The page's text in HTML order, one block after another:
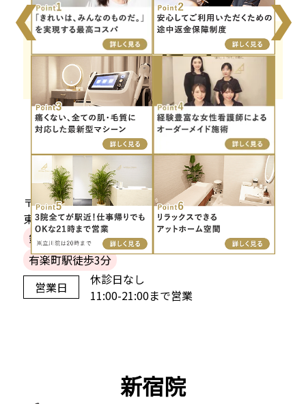
❮ ❯
アクセス
銀座本院
〒104-0061
東京都中央区銀座1-6-11 土志田ビル6階
銀座一丁目駅徒歩1分
銀座駅徒歩5分
有楽町駅徒歩3分
営業日
休診日なし
11:00-21:00まで営業
新宿院